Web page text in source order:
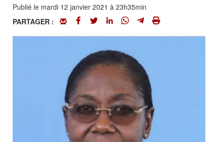
Publié le mardi 12 janvier 2021 à 23h35min
PARTAGER :